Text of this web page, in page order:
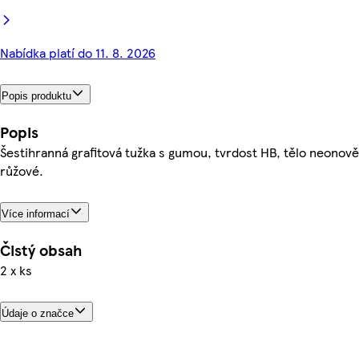
Nabídka platí do 11. 8. 2026
Popis produktu
Popis
Šestihranná grafitová tužka s gumou, tvrdost HB, tělo neonově
růžové.
Více informací
Čistý obsah
2 x ks
Údaje o značce